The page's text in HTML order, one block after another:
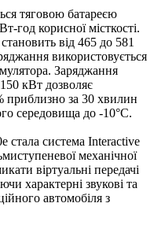
тяговою батареєю
год корисної місткості.
від 465 до 581
використовується
Заряджання
кВт дозволяє
приблизно за 30 хвилин
середовища до -10°C.
стала система Interactive
механічної
віртуальні передачі
характерні звукові та
автомобіля з